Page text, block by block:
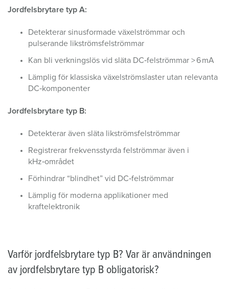
Jordfelsbrytare typ A:
Detekterar sinusformade växelströmmar och
pulserande likströmsfelströmmar
Kan bli verkningslös vid släta DC‑felströmmar > 6 mA
Lämplig för klassiska växelströmslaster utan relevanta
DC‑komponenter
Jordfelsbrytare typ B:
Detekterar även släta likströmsfelströmmar
Registrerar frekvensstyrda felströmmar även i
kHz‑området
Förhindrar “blindhet” vid DC‑felströmmar
Lämplig för moderna applikationer med
kraftelektronik
Varför jordfelsbrytare typ B? Var är användningen
av jordfelsbrytare typ B obligatorisk?